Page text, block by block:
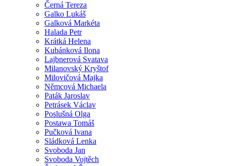
Černá Tereza
Galko Lukáš
Galková Markéta
Halada Petr
Krátká Helena
Kubánková Ilona
Lajbnerová Svatava
Milanovský Kryštof
Milovičová Majka
Němcová Michaela
Paták Jaroslav
Petrásek Václav
Poslušná Olga
Postawa Tomáš
Pučková Ivana
Sládková Lenka
Svoboda Jan
Svoboda Vojtěch